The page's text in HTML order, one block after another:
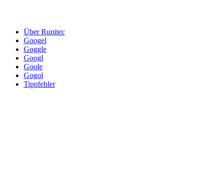
Über Runitec
Googel
Goggle
Googl
Goole
Gogol
Tippfehler